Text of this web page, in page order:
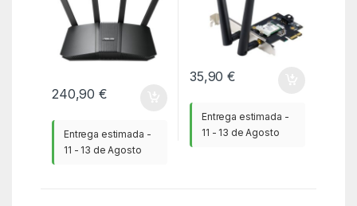
240,90€
Entrega estimada -
11 - 13 de Agosto
35,90€
Entrega estimada -
11 - 13 de Agosto